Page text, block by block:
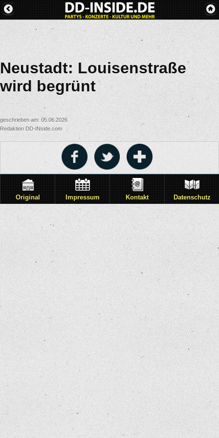
Neustadt: Louisenstraße
wird begrünt
geschrieben am: 05.06.2026
Redaktion DD-INside.com
Original Impressum Kontakt Datenschutz